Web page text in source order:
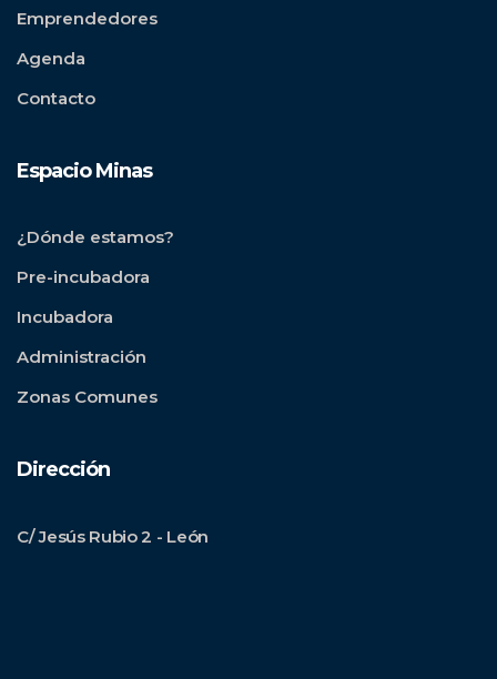
Emprendedores
Agenda
Contacto
Espacio Minas
¿Dónde estamos?
Pre-incubadora
Incubadora
Administración
Zonas Comunes
Dirección
C/ Jesús Rubio 2 - León